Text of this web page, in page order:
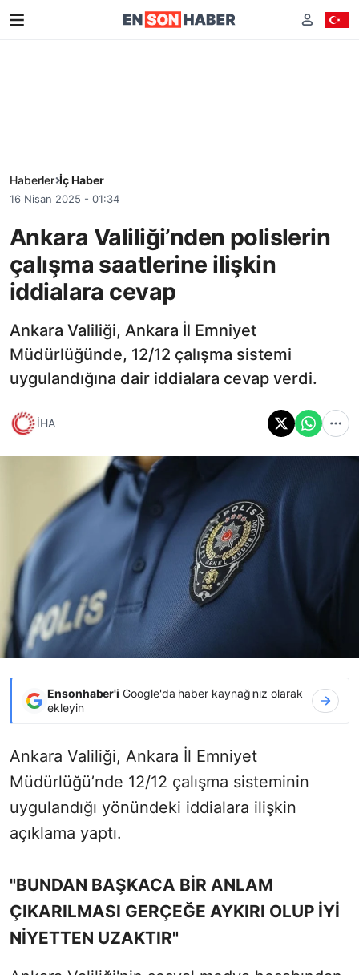
Haberler İç Haber
16 Nisan 2025 - 01:34
Ankara Valiliği’nden polislerin
çalışma saatlerine ilişkin
iddialara cevap
Ankara Valiliği, Ankara İl Emniyet
Müdürlüğünde, 12/12 çalışma sistemi
uygulandığına dair iddialara cevap verdi.
İHA
Ensonhaber'i Google'da haber kaynağınız olarak
ekleyin
Ankara Valiliği, Ankara İl Emniyet
Müdürlüğü’nde 12/12 çalışma sisteminin
uygulandığı yönündeki iddialara ilişkin
açıklama yaptı.
"BUNDAN BAŞKACA BİR ANLAM
ÇIKARILMASI GERÇEĞE AYKIRI OLUP İYİ
NİYETTEN UZAKTIR"